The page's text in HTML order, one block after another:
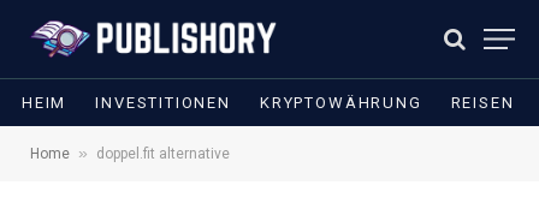
HEIM INVESTITIONEN KRYPTOWÄHRUNG REISEN
Home » doppel.fit alternative